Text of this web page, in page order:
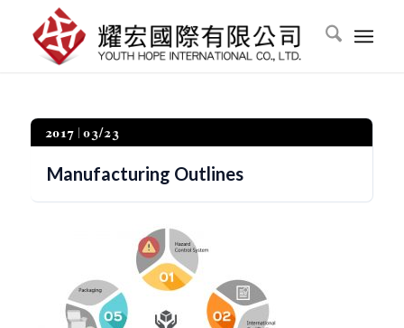
2017 03/23
Manufacturing Outlines